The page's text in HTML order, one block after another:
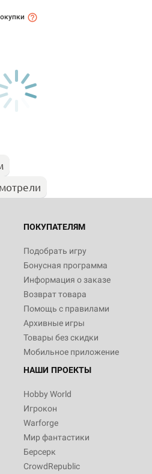
ПОКУПАТЕЛЯМ
Подобрать игру
Бонусная программа
Информация о заказе
Возврат товара
Помощь с правилами
Архивные игры
Товары без скидки
Мобильное приложение
НАШИ ПРОЕКТЫ
Hobby World
Игрокон
Warforge
Мир фантастики
Берсерк
CrowdRepublic